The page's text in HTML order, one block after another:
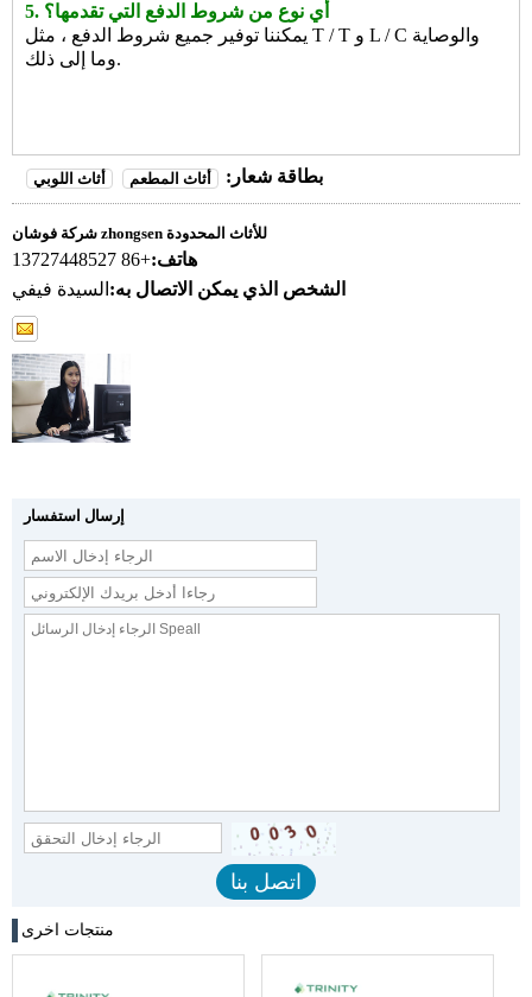
5. أي نوع من شروط الدفع التي تقدمها؟
يمكننا توفير جميع شروط الدفع ، مثل T / T و L / C والوصاية
وما إلى ذلك.
بطاقة شعار: أثاث المطعم أثاث اللوبي
شركة فوشان zhongsen للأثاث المحدودة
هاتف:+86 13727448527
الشخص الذي يمكن الاتصال به: السيدة فيفي
إرسال استفسار
منتجات اخرى